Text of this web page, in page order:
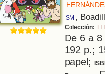
SM ,
Colección: El
De 6 a
192 p.;
papel;